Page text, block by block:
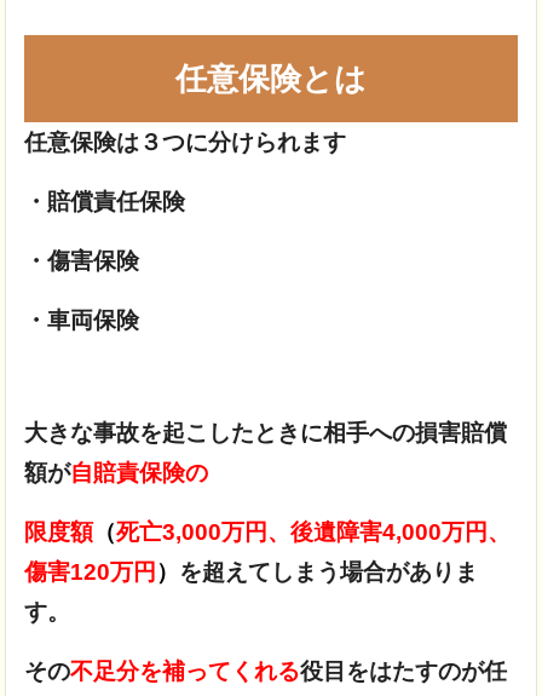
任意保険とは
任意保険は３つに分けられます
・賠償責任保険
・傷害保険
・車両保険
大きな事故を起こしたときに相手への損害賠償
額が自賠責保険の
限度額（死亡3,000万円、後遺障害4,000万円、
傷害120万円 ） を超えてしまう場合がありま
す。
その不足分を補ってくれる役目をはたすのが任